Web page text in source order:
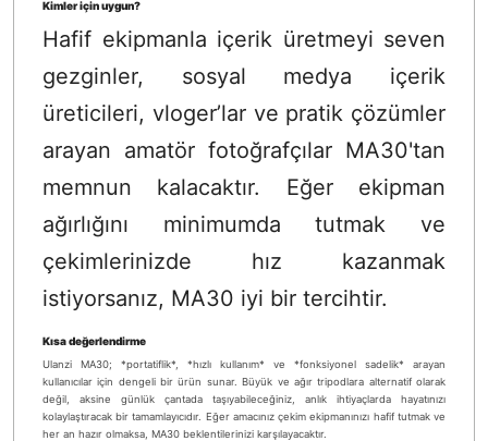
Kimler için uygun?
Hafif ekipmanla içerik üretmeyi seven
gezginler, sosyal medya içerik
üreticileri, vloger’lar ve pratik çözümler
arayan amatör fotoğrafçılar MA30'tan
memnun kalacaktır. Eğer ekipman
ağırlığını minimumda tutmak ve
çekimlerinizde hız kazanmak
istiyorsanız, MA30 iyi bir tercihtir.
Kısa değerlendirme
Ulanzi MA30; *portatiflik*, *hızlı kullanım* ve *fonksiyonel sadelik* arayan
kullanıcılar için dengeli bir ürün sunar. Büyük ve ağır tripodlara alternatif olarak
değil, aksine günlük çantada taşıyabileceğiniz, anlık ihtiyaçlarda hayatınızı
kolaylaştıracak bir tamamlayıcıdır. Eğer amacınız çekim ekipmanınızı hafif tutmak ve
her an hazır olmaksa, MA30 beklentilerinizi karşılayacaktır.